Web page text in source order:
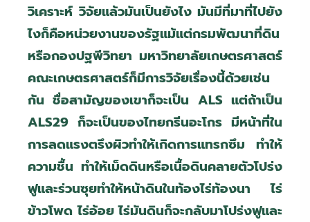
วิเคราะห์ วิจัยแล้วมันเป็นยังไง มันมีที่มาที่ไปยัง
ไงก็คือหน่วยงานของรัฐแม้แต่กรมพัฒนาที่ดิน
หรือกองปฐพีวิทยา มหาวิทยาลัยเกษตรศาสตร์
คณะเกษตรศาสตร์ก็มีการวิจัยเรื่องนี้ด้วยเช่น
กัน ชื่อสามัญของเขาก็จะเป็น ALSแต่ถ้าเป็น
ALS29 ก็จะเป็นของไทยกรีนอะโกร มีหน้าที่ใน
การลดแรงตรึงผิวทำให้เกิดการแทรกซึม ทำให้
ความชื้น ทำให้เม็ดดินหรือเนื้อดินคลายตัวโปร่ง
ฟูและร่วนซุยทำให้หน้าดินในท้องไร่ท้องนา ไร่
ข้าวโพด ไร่อ้อย ไร่มันดินก็จะกลับมาโปร่งฟูและ